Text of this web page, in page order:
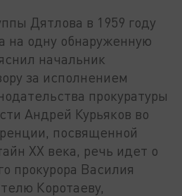
Дятлова в 1959 году
на одну обнаруженную
начальник
за исполнением
прокуратуры
Андрей Курьяков во
посвященной
XX века, речь идет о
прокурора Василия
Коротаеву,